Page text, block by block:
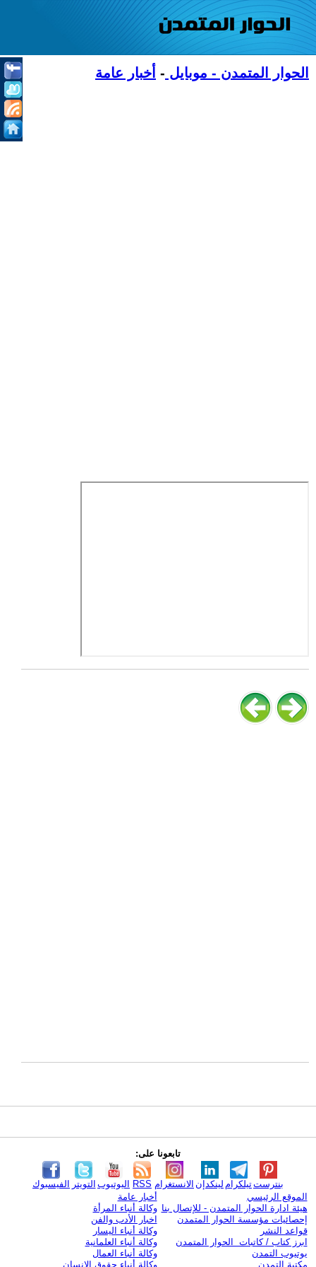
الحوار المتمدن - موبايل - أخبار عامة
تابعونا على:
الفيسبوك التويتر اليوتيوب RSS الانستغرام لينكدإن تيلكرامبنترست
الموقع الرئيسي
هيئة ادارة الحوار المتمدن - للإتصال بنا
إحصائيات مؤسسة الحوار المتمدن
قواعد النشر
ابرز كتاب / كاتبات الحوار المتمدن
يوتيوب التمدن
مكتبة التمدن
أخبار عامة
وكالة أنباء المرأة
اخبار الأدب والفن
وكالة أنباء اليسار
وكالة أنباء العلمانية
وكالة أنباء العمال
وكالة أنباء حقوق الإنسان